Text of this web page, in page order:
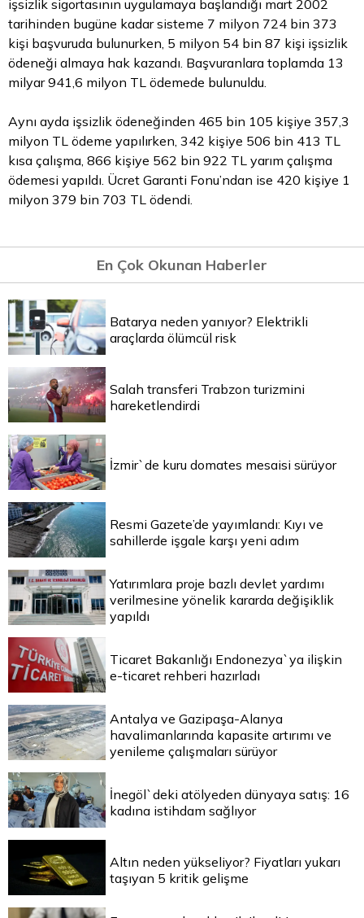
işsizlik sigortasının uygulamaya başlandığı mart 2002
tarihinden bugüne kadar sisteme 7 milyon 724 bin 373
kişi başvuruda bulunurken, 5 milyon 54 bin 87 kişi işsizlik
ödeneği almaya hak kazandı. Başvuranlara toplamda 13
milyar 941,6 milyon TL ödemede bulunuldu.
Aynı ayda işsizlik ödeneğinden 465 bin 105 kişiye 357,3
milyon TL ödeme yapılırken, 342 kişiye 506 bin 413 TL
kısa çalışma, 866 kişiye 562 bin 922 TL yarım çalışma
ödemesi yapıldı. Ücret Garanti Fonu’ndan ise 420 kişiye 1
milyon 379 bin 703 TL ödendi.
En Çok Okunan Haberler
Batarya neden yanıyor? Elektrikli
araçlarda ölümcül risk
Salah transferi Trabzon turizmini
hareketlendirdi
İzmir`de kuru domates mesaisi sürüyor
Resmi Gazete’de yayımlandı: Kıyı ve
sahillerde işgale karşı yeni adım
Yatırımlara proje bazlı devlet yardımı
verilmesine yönelik kararda değişiklik
yapıldı
Ticaret Bakanlığı Endonezya`ya ilişkin
e-ticaret rehberi hazırladı
Antalya ve Gazipaşa-Alanya
havalimanlarında kapasite artırımı ve
yenileme çalışmaları sürüyor
İnegöl`deki atölyeden dünyaya satış: 16
kadına istihdam sağlıyor
Altın neden yükseliyor? Fiyatları yukarı
taşıyan 5 kritik gelişme